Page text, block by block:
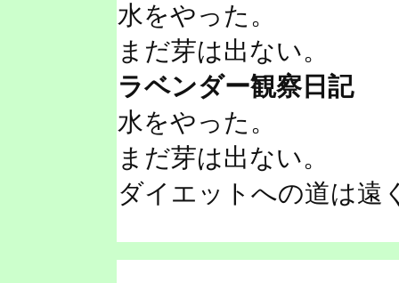
水をやった。
まだ芽は出ない。
ラベンダー観察日記
水をやった。
まだ芽は出ない。
ダイエットへの道は遠